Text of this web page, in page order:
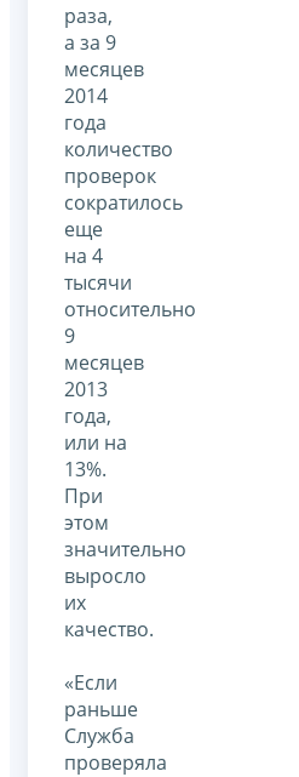
раза,
а за 9
месяцев
2014
года
количество
проверок
сократилось
еще
на 4
тысячи
относительно
9
месяцев
2013
года,
или на
13%.
При
этом
значительно
выросло
их
качество.
«Если
раньше
Служба
проверяла